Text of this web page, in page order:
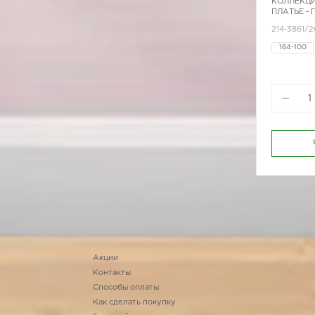
ПЛАТЬЕ -
214-3861/
164-100
Акции
Контакты
Способы оплаты
Как сделать покупку